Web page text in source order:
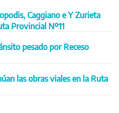
Caggiano e Y Zurieta
Provincial Nº11
pesado por Receso
las obras viales en la Ruta